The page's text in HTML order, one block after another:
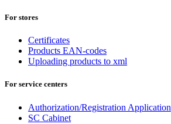
For stores
Certificates
Products EAN-codes
Uploading products to xml
For service centers
Authorization/Registration Application
SC Cabinet